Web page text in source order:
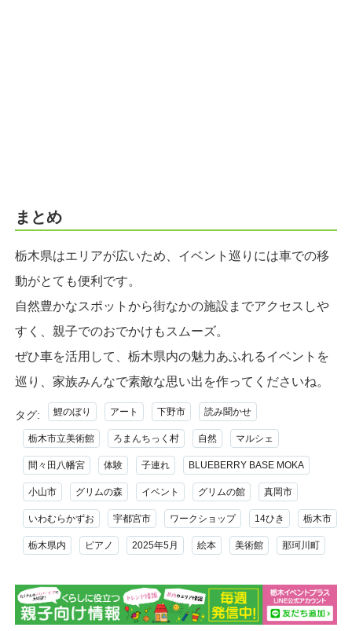
まとめ
栃木県はエリアが広いため、イベント巡りには車での移
動がとても便利です。
自然豊かなスポットから街なかの施設までアクセスしや
すく、親子でのおでかけもスムーズ。
ぜひ車を活用して、栃木県内の魅力あふれるイベントを
巡り、家族みんなで素敵な思い出を作ってくださいね。
タグ: 鯉のぼり アート 下野市 読み聞かせ
栃木市立美術館 ろまんちっく村 自然 マルシェ
間々田八幡宮 体験 子連れ BLUEBERRY BASE MOKA
小山市 グリムの森 イベント グリムの館 真岡市
いわむらかずお 宇都宮市 ワークショップ 14ひき 栃木市
栃木県内 ピアノ 2025年5月 絵本 美術館 那珂川町